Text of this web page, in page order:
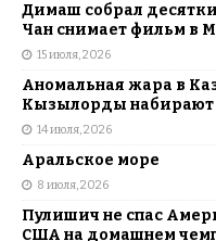
Димаш собрал
Чан снимает фильм в
15 июля, 2026
Аномальная жара в
Кызылорды набирают
14 июля, 2026
Аральское море
8 июля, 2026
Пулишич не спас
США на домашнем